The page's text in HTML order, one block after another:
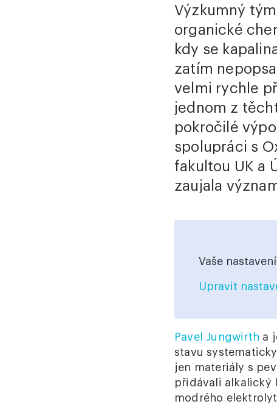
Výzkumný
organické
kdy se
zatím
velmi rychle
jednom z
pokročilé
spolupráci s
fakultou UK a
zaujala
Vaše
Upravit
Pavel Jungwirth a
stavu
jen materiály s
přidávali alkalický
modrého